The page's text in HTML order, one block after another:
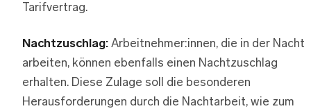
Tarifvertrag.
Nachtzuschlag: Arbeitnehmer:innen, die in der Nacht
arbeiten, können ebenfalls einen Nachtzuschlag
erhalten. Diese Zulage soll die besonderen
Herausforderungen durch die Nachtarbeit, wie zum